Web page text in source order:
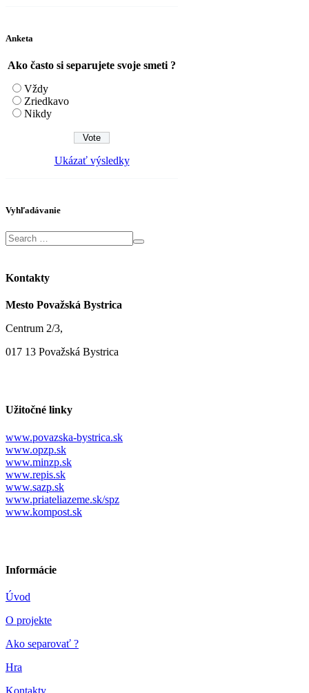
Anketa
Ako často si separujete svoje smeti ?
Vždy
Zriedkavo
Nikdy
Ukázať výsledky
Vyhľadávanie
Kontakty
Mesto Považská Bystrica
Centrum 2/3,
017 13 Považská Bystrica
Užitočné linky
www.povazska-bystrica.sk
www.opzp.sk
www.minzp.sk
www.repis.sk
www.sazp.sk
www.priateliazeme.sk/spz
www.kompost.sk
Informácie
Úvod
O projekte
Ako separovať ?
Hra
Kontakty